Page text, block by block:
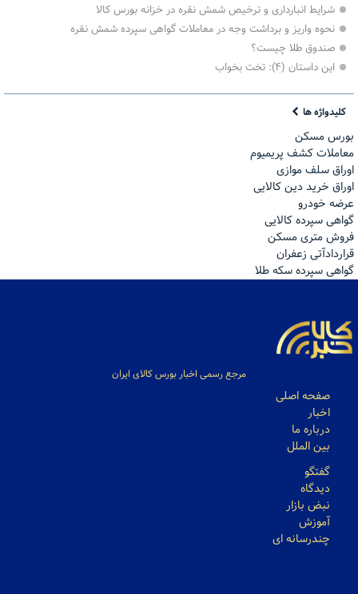
شرایط انبارداری و ترخیص شمش نقره در خزانه بورس کالا
نحوه واریز و برداشت وجه در معاملات گواهی سپرده شمش نقره
صندوق طلا چیست؟
این داستان (۴): تخت بخواب
کلیدواژه ها
بورس مسکن
معاملات کشف پریمیوم
اوراق سلف موازی
اوراق خرید دین کالایی
عرضه خودرو
گواهی سپرده کالایی
فروش مترى مسكن
قراردادآتی زعفران
گواهی سپرده سکه طلا
مرجع رسمی اخبار بورس کالای ایران
صفحه اصلی
اخبار
درباره ما
بین الملل
گفتگو
دیدگاه
نبض بازار
آموزش
چندرسانه ای